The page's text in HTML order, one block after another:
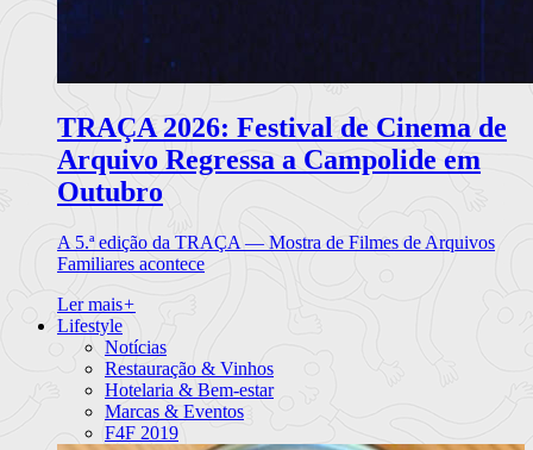
TRAÇA 2026: Festival de Cinema de
Arquivo Regressa a Campolide em
Outubro
A 5.ª edição da TRAÇA — Mostra de Filmes de Arquivos
Familiares acontece
Ler mais+
Lifestyle
Notícias
Restauração & Vinhos
Hotelaria & Bem-estar
Marcas & Eventos
F4F 2019